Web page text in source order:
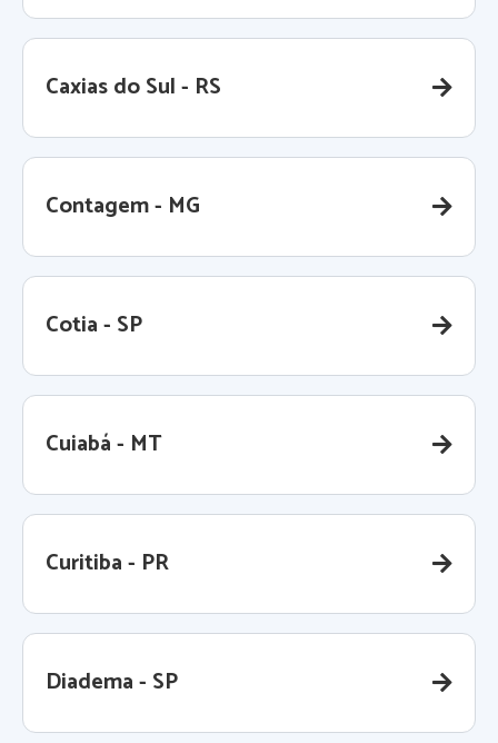
Caxias do Sul - RS
Contagem - MG
Cotia - SP
Cuiabá - MT
Curitiba - PR
Diadema - SP